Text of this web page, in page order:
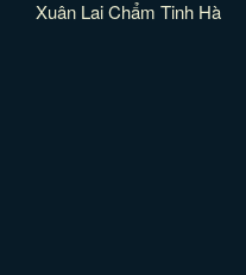
Xuân Lai Chẩm Tinh Hà